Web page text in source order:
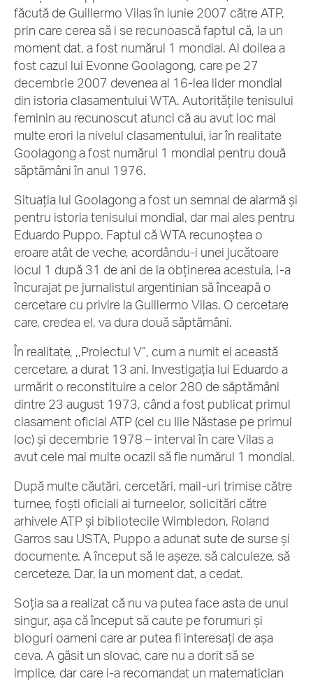
făcută de Guillermo Vilas în iunie 2007 către ATP,
prin care cerea să i se recunoască faptul că, la un
moment dat, a fost numărul 1 mondial. Al doilea a
fost cazul lui Evonne Goolagong, care pe 27
decembrie 2007 devenea al 16-lea lider mondial
din istoria clasamentului WTA. Autoritățile tenisului
feminin au recunoscut atunci că au avut loc mai
multe erori la nivelul clasamentului, iar în realitate
Goolagong a fost numărul 1 mondial pentru două
săptămâni în anul 1976.
Situația lui Goolagong a fost un semnal de alarmă și
pentru istoria tenisului mondial, dar mai ales pentru
Eduardo Puppo. Faptul că WTA recunoștea o
eroare atât de veche, acordându-i unei jucătoare
locul 1 după 31 de ani de la obținerea acestuia, l-a
încurajat pe jurnalistul argentinian să înceapă o
cercetare cu privire la Guillermo Vilas. O cercetare
care, credea el, va dura două săptămâni.
În realitate, ,,Proiectul V”, cum a numit el această
cercetare, a durat 13 ani. Investigația lui Eduardo a
urmărit o reconstituire a celor 280 de săptămâni
dintre 23 august 1973, când a fost publicat primul
clasament oficial ATP (cel cu Ilie Năstase pe primul
loc) și decembrie 1978 – interval în care Vilas a
avut cele mai multe ocazii să fie numărul 1 mondial.
După multe căutări, cercetări, mail-uri trimise către
turnee, foști oficiali ai turneelor, solicitări către
arhivele ATP și bibliotecile Wimbledon, Roland
Garros sau USTA, Puppo a adunat sute de surse și
documente. A început să le așeze, să calculeze, să
cerceteze. Dar, la un moment dat, a cedat.
Soția sa a realizat că nu va putea face asta de unul
singur, așa că început să caute pe forumuri și
bloguri oameni care ar putea fi interesați de așa
ceva. A găsit un slovac, care nu a dorit să se
implice, dar care i-a recomandat un matematician